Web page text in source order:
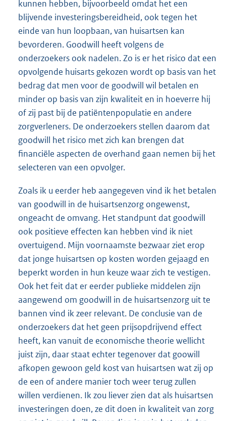
kunnen hebben, bijvoorbeeld omdat het een
blijvende investeringsbereidheid, ook tegen het
einde van hun loopbaan, van huisartsen kan
bevorderen. Goodwill heeft volgens de
onderzoekers ook nadelen. Zo is er het risico dat een
opvolgende huisarts gekozen wordt op basis van het
bedrag dat men voor de goodwill wil betalen en
minder op basis van zijn kwaliteit en in hoeverre hij
of zij past bij de patiëntenpopulatie en andere
zorgverleners. De onderzoekers stellen daarom dat
goodwill het risico met zich kan brengen dat
financiële aspecten de overhand gaan nemen bij het
selecteren van een opvolger.
Zoals ik u eerder heb aangegeven vind ik het betalen
van goodwill in de huisartsenzorg ongewenst,
ongeacht de omvang. Het standpunt dat goodwill
ook positieve effecten kan hebben vind ik niet
overtuigend. Mijn voornaamste bezwaar ziet erop
dat jonge huisartsen op kosten worden gejaagd en
beperkt worden in hun keuze waar zich te vestigen.
Ook het feit dat er eerder publieke middelen zijn
aangewend om goodwill in de huisartsenzorg uit te
bannen vind ik zeer relevant. De conclusie van de
onderzoekers dat het geen prijsopdrijvend effect
heeft, kan vanuit de economische theorie wellicht
juist zijn, daar staat echter tegenover dat goowill
afkopen gewoon geld kost van huisartsen wat zij op
de een of andere manier toch weer terug zullen
willen verdienen. Ik zou liever zien dat als huisartsen
investeringen doen, ze dit doen in kwaliteit van zorg